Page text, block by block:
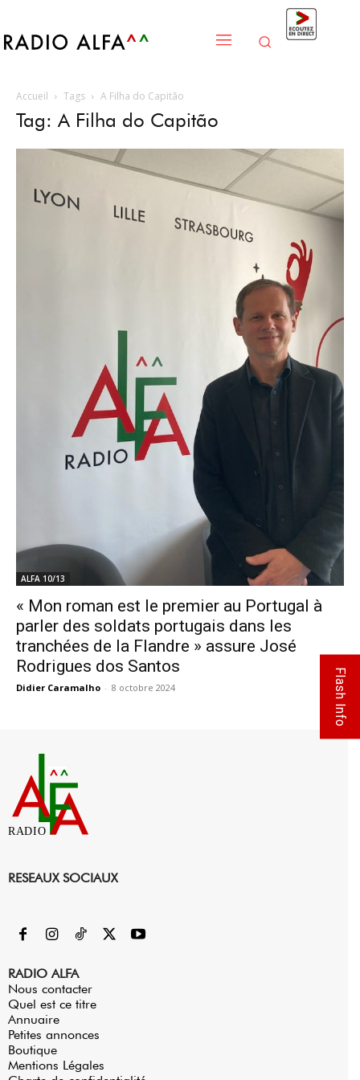
Accueil Tags A Filha do Capitão
Tag: A Filha do Capitão
ALFA 10/13
« Mon roman est le premier au Portugal à
parler des soldats portugais dans les
tranchées de la Flandre » assure José
Rodrigues dos Santos
Didier Caramalho - 8 octobre 2024 0
RADIO
RESEAUX SOCIAUX
RADIO ALFA
Nous contacter
Quel est ce titre
Annuaire
Petites annonces
Boutique
Mentions Légales
Flash Info